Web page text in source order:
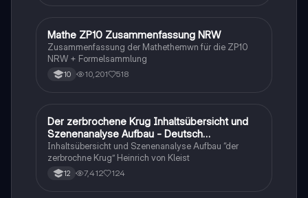
Mathe
Mathe ZP10 Zusammenfassung NRW
Zusammenfassung der Mathethemwn für die ZP10
NRW + Formelsammlung
10 10,201 518
Deutsch
Der zerbrochene Krug Inhaltsübersicht und
Szenenanalyse Aufbau - Deutsch
Q1/Q2/Abitur
Inhaltsübersicht und Szenenanalyse Aufbau “der
zerbrochne Krug” Heinrich von Kleist
12 7,412 124